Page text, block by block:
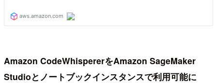
Amazon CodeWhispererをAmazon SageMaker
Studioとノートブックインスタンスで利用可能に